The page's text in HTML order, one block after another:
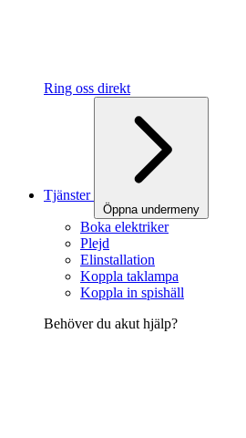
Ring oss direkt
Tjänster
Öppna undermeny
Boka elektriker
Plejd
Elinstallation
Koppla taklampa
Koppla in spishäll
Behöver du akut hjälp?